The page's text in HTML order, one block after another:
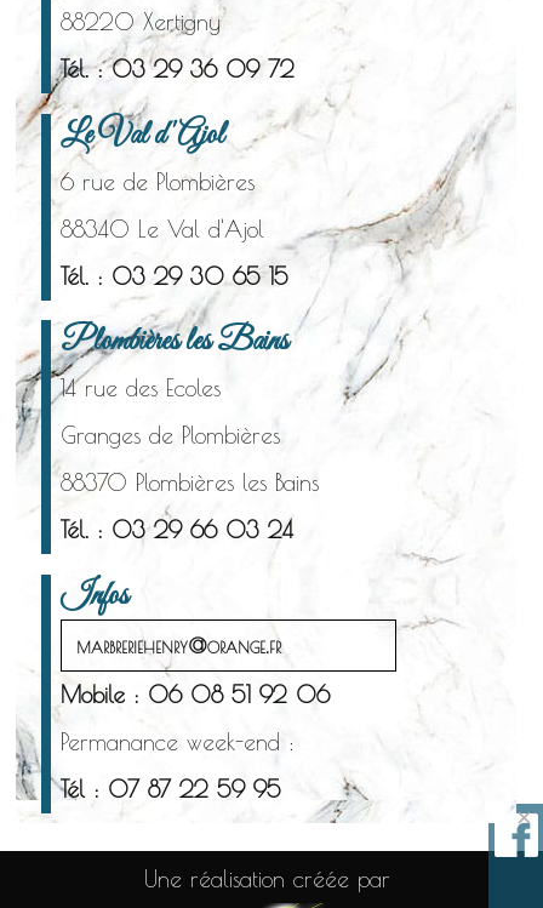
88220 Xertigny
Tél. : 03 29 36 09 72
Le Val d'Ajol
6 rue de Plombières
88340 Le Val d'Ajol
Tél. : 03 29 30 65 15
Plombières les Bains
14 rue des Ecoles
Granges de Plombières
88370 Plombières les Bains
Tél. : 03 29 66 03 24
Infos
marbreriehenry@orange.fr
Mobile : 06 08 51 92 06
Permanance week-end :
Tél : 07 87 22 59 95
Une réalisation créée par
×